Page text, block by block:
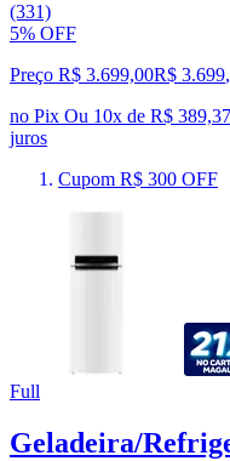
(331)
5% OFF
Preço R$ 3.699,00R$ 3.699,
no Pix Ou 10x de R$
juros
Cupom R$ 300 OFF
Full
Geladeira/